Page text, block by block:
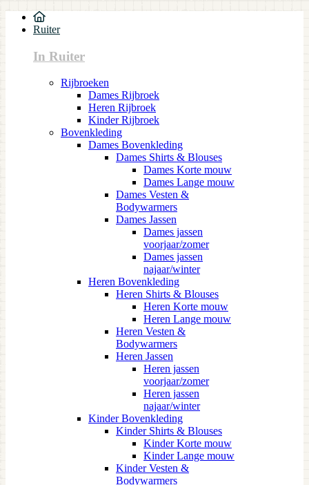
Ruiter
In Ruiter
Rijbroeken
Dames Rijbroek
Heren Rijbroek
Kinder Rijbroek
Bovenkleding
Dames Bovenkleding
Dames Shirts & Blouses
Dames Korte mouw
Dames Lange mouw
Dames Vesten &
Bodywarmers
Dames Jassen
Dames jassen
voorjaar/zomer
Dames jassen
najaar/winter
Heren Bovenkleding
Heren Shirts & Blouses
Heren Korte mouw
Heren Lange mouw
Heren Vesten &
Bodywarmers
Heren Jassen
Heren jassen
voorjaar/zomer
Heren jassen
najaar/winter
Kinder Bovenkleding
Kinder Shirts & Blouses
Kinder Korte mouw
Kinder Lange mouw
Kinder Vesten &
Bodywarmers